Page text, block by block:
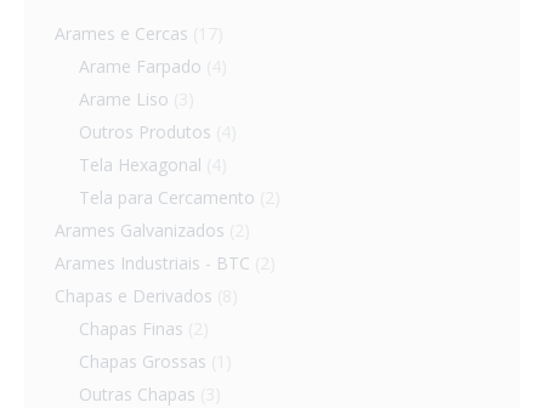
Arames e Cercas
Arame Farpado
Arame Liso
Outros Produtos
Tela Hexagonal
Tela para Cercamento
Arames Galvanizados
Arames Industriais - BTC
Chapas e Derivados
Chapas Finas
Chapas Grossas
Outras Chapas